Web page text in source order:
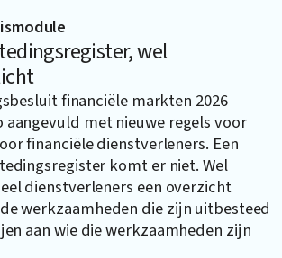
wel
financiële markten 2026
met nieuwe regels voor
financiële dienstverleners. Een
komt er niet. Wel
dienstverleners een overzicht
werkzaamheden die zijn uitbesteed
aan wie die werkzaamheden zijn